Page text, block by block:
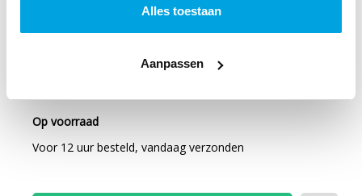
Alles toestaan
Aanpassen
is zelf ook leerlingen de leerling is ook leraar.
Op voorraad
Voor 12 uur besteld, vandaag verzonden